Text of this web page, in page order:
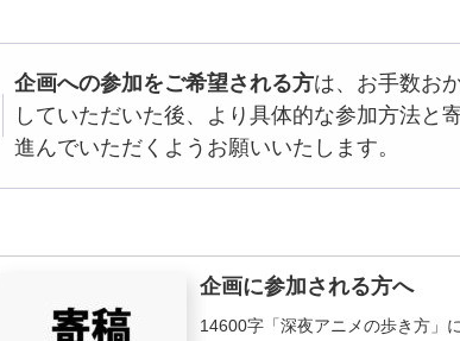
企画への参加をご希望される方は、お手数お
していただいた後、より具体的な参加方法と
進んでいただくようお願いいたします。
企画に参加される方へ
14600字「深夜アニメの歩き方